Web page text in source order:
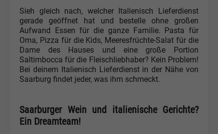
Sieh gleich nach, welcher Italienisch Lieferdienst
gerade geöffnet hat und bestelle ohne großen
Aufwand Essen für die ganze Familie. Pasta für
Oma, Pizza für die Kids, Meeresfrüchte-Salat für die
Dame des Hauses und eine große Portion
Saltimbocca für die Fleischliebhaber? Kein Problem!
Bei deinem Italienisch Lieferdienst in der Nähe von
Saarburg findet jeder, was ihm schmeckt.
Saarburger Wein und italienische Gerichte?
Ein Dreamteam!